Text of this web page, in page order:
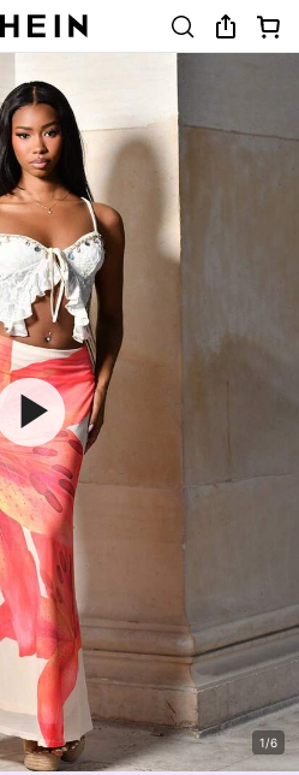
1/6